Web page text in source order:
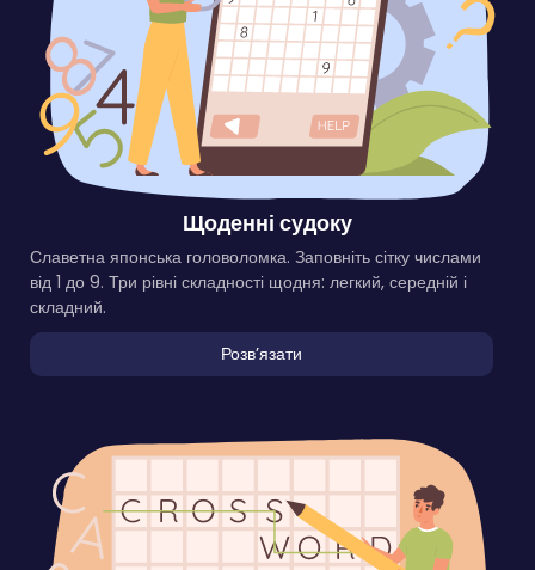
Щоденні судоку
Славетна японська головоломка. Заповніть сітку числами
від 1 до 9. Три рівні складності щодня: легкий, середній і
складний.
Розвʼязати